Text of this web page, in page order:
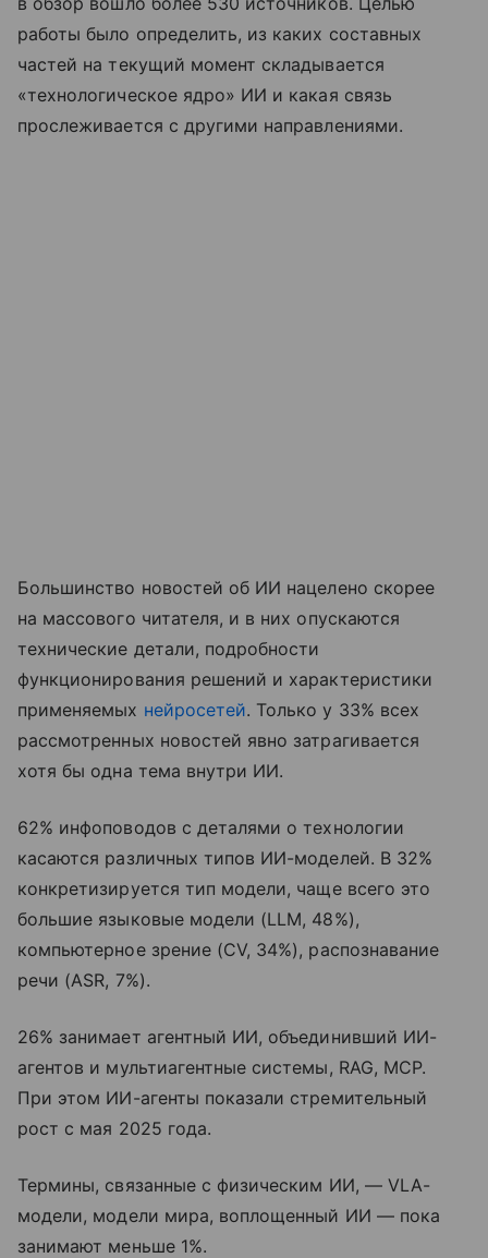
работы было определить, из каких составных
частей на текущий момент складывается
«технологическое ядро» ИИ и какая связь
прослеживается с другими направлениями.
Большинство новостей об ИИ нацелено скорее
на массового читателя, и в них опускаются
технические детали, подробности
функционирования решений и характеристики
применяемых нейросетей. Только у 33% всех
рассмотренных новостей явно затрагивается
хотя бы одна тема внутри ИИ.
62% инфоповодов с деталями о технологии
касаются различных типов ИИ-моделей. В 32%
конкретизируется тип модели, чаще всего это
большие языковые модели (LLM, 48%),
компьютерное зрение (CV, 34%), распознавание
речи (ASR, 7%).
26% занимает агентный ИИ, объединивший ИИ-
агентов и мультиагентные системы, RAG, MCP.
При этом ИИ-агенты показали стремительный
рост с мая 2025 года.
Термины, связанные с физическим ИИ, — VLA-
модели, модели мира, воплощенный ИИ — пока
занимают меньше 1%.